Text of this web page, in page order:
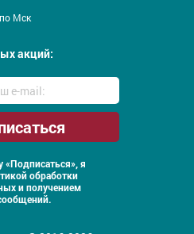
Мск
акций:
я
обработки
и получением